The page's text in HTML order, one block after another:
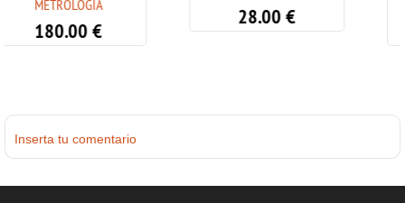
339.00
Inserta tu comentario